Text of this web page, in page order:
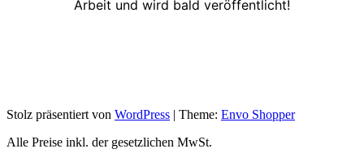
Arbeit und wird bald veröffentlicht!
Stolz präsentiert von WordPress | Theme: Envo Shopper
Alle Preise inkl. der gesetzlichen MwSt.